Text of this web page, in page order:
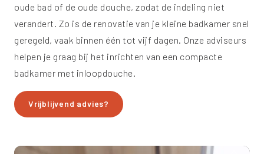
oude bad of de oude douche, zodat de indeling niet
verandert. Zo is de renovatie van je kleine badkamer snel
geregeld, vaak binnen één tot vijf dagen. Onze adviseurs
helpen je graag bij het inrichten van een compacte
badkamer met inloopdouche.
Vrijblijvend advies?